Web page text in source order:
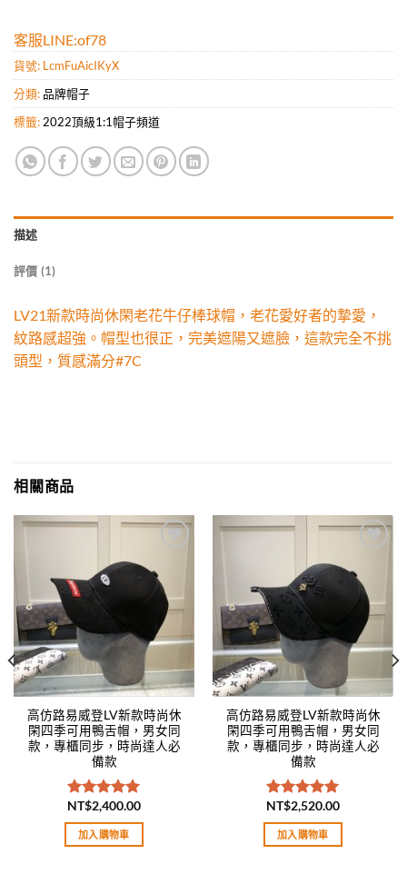
客服LINE:of78
貨號: LcmFuAicIKyX
分類: 品牌帽子
標籤: 2022頂級1:1帽子頻道
描述
評價 (1)
LV21新款時尚休閑老花牛仔棒球帽，老花愛好者的摯愛，
紋路感超強。帽型也很正，完美遮陽又遮臉，這款完全不挑
頭型，質感滿分#7C
相關商品
wishlist
高仿路易威登LV新款時尚休
閑四季可用鴨舌帽，男女同
款，專櫃同步，時尚達人必
備款
評分5.00
滿分 5
NT$2,400.00
加入購物車
wishlist
高仿路易威登LV新款時尚休
閑四季可用鴨舌帽，男女同
款，專櫃同步，時尚達人必
備款
評分5.00
滿分 5
NT$2,520.00
加入購物車